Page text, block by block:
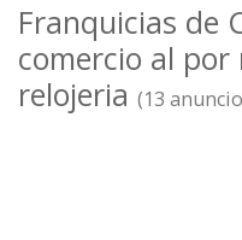
Franquicias de
comercio al
relojeria (13